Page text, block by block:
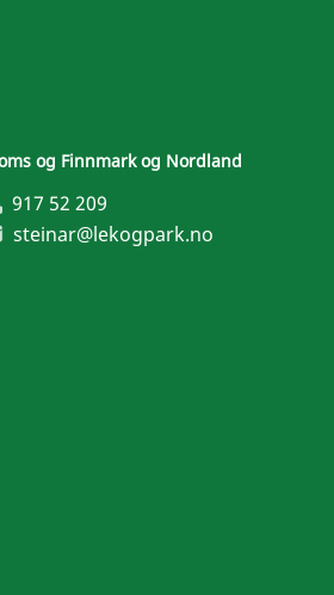
og Finnmark og Nordland
917 52 209
steinar@lekogpark.no